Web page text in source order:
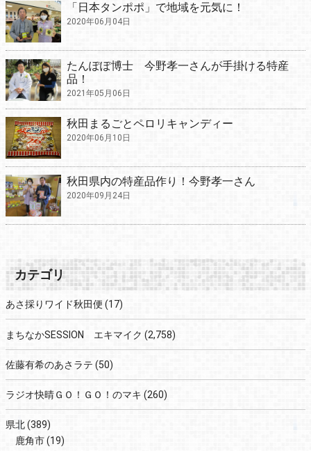
「日本タンポポ」で地域を元気に！
2020年06月04日
たんぽぽ博士 今野孝一さんが手掛ける特産
品！
2021年05月06日
秋田まるごとペロリキャンディー
2020年06月10日
秋田県内の特産品作り！今野孝一さん
2020年09月24日
カテゴリ
あさ採りワイド秋田便 (17)
まちなかSESSION エキマイク (2,758)
佐藤有希のあさラテ (50)
ラジオ快晴ＧＯ！ＧＯ！のマキ (260)
県北(389)
鹿角市(19)